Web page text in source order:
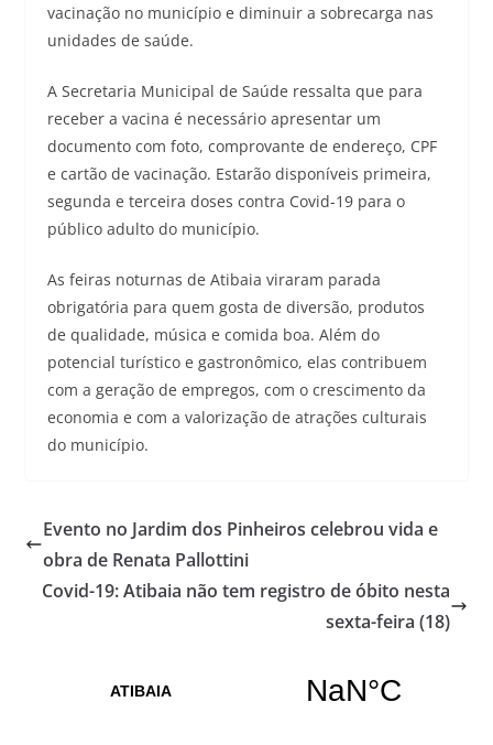
vacinação no município e diminuir a sobrecarga nas
unidades de saúde.
A Secretaria Municipal de Saúde ressalta que para
receber a vacina é necessário apresentar um
documento com foto, comprovante de endereço, CPF
e cartão de vacinação. Estarão disponíveis primeira,
segunda e terceira doses contra Covid-19 para o
público adulto do município.
As feiras noturnas de Atibaia viraram parada
obrigatória para quem gosta de diversão, produtos
de qualidade, música e comida boa. Além do
potencial turístico e gastronômico, elas contribuem
com a geração de empregos, com o crescimento da
economia e com a valorização de atrações culturais
do município.
Evento no Jardim dos Pinheiros celebrou vida e
obra de Renata Pallottini
Covid-19: Atibaia não tem registro de óbito nesta
sexta-feira (18)